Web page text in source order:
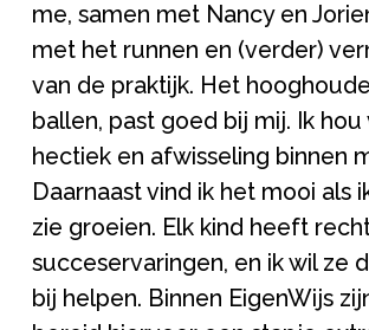
me, samen met Nancy en
met het runnen en (verder)
van de praktijk. Het
ballen, past goed bij mij. Ik hou
hectiek en afwisseling binnen
Daarnaast vind ik het mooi als
zie groeien. Elk kind heeft
succeservaringen, en ik wil ze
bij helpen. Binnen EigenWijs